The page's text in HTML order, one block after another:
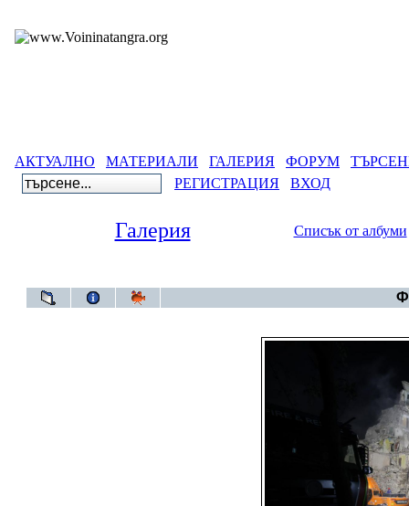
АКТУАЛНО МАТЕРИАЛИ ГАЛЕРИЯ ФОРУМ
РЕГИСТРАЦИЯ
ВХОД
Галерия Списък от албуми